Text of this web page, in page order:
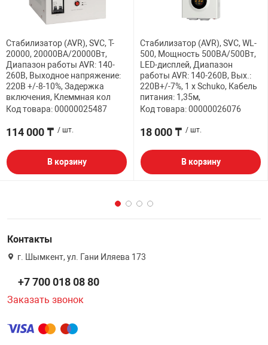
Стабилизатор (AVR), SVC, T-
20000, 20000ВА/20000Вт,
Диапазон работы AVR: 140-
260В, Выходное напряжение:
220В +/-8-10%, Задержка
включения, Клеммная кол
Код товара: 00000025487
114 000 ₸ / шт.
В корзину
Стабилизатор (AVR), SVC, WL-
500, Мощность 500ВА/500Вт,
LED-дисплей, Диапазон
работы AVR: 140-260В, Вых.:
220В+/-7%, 1 х Schuko, Кабель
питания: 1,35м,
Код товара: 00000026076
18 000 ₸ / шт.
В корзину
Контакты
г. Шымкент, ул. Гани Иляева 173
+7 700 018 08 80
Заказать звонок